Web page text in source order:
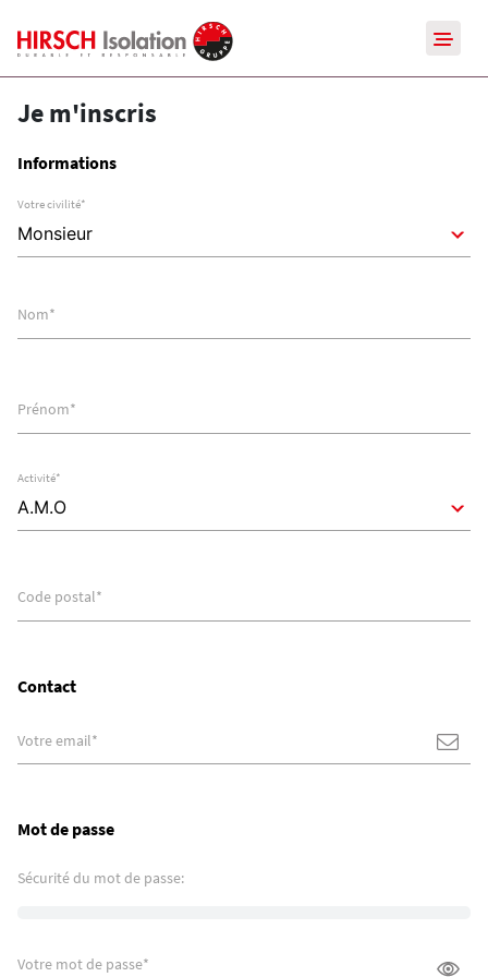
Je m'inscris
Informations
Votre civilité*
Nom*
Prénom*
Activité*
Code postal*
Contact
Votre email*
Mot de passe
Sécurité du mot de passe:
Votre mot de passe*